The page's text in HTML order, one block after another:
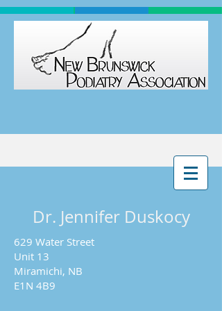
Dr. Jennifer Duskocy
629 Water Street
Unit 13
Miramichi, NB
E1N 4B9